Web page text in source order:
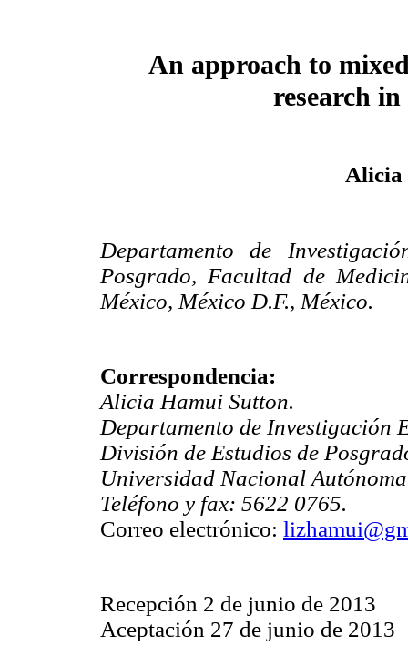
An approach to
research
Alicia
Departamento de
Posgrado, Facultad de
México, México D.F., México.
Correspondencia:
Alicia Hamui Sutton.
Departamento de Investigación
División de Estudios de
Universidad Nacional
Teléfono y fax: 5622 0765.
Correo electrónico:
Recepción 2 de junio de 2013
Aceptación 27 de junio de 2013